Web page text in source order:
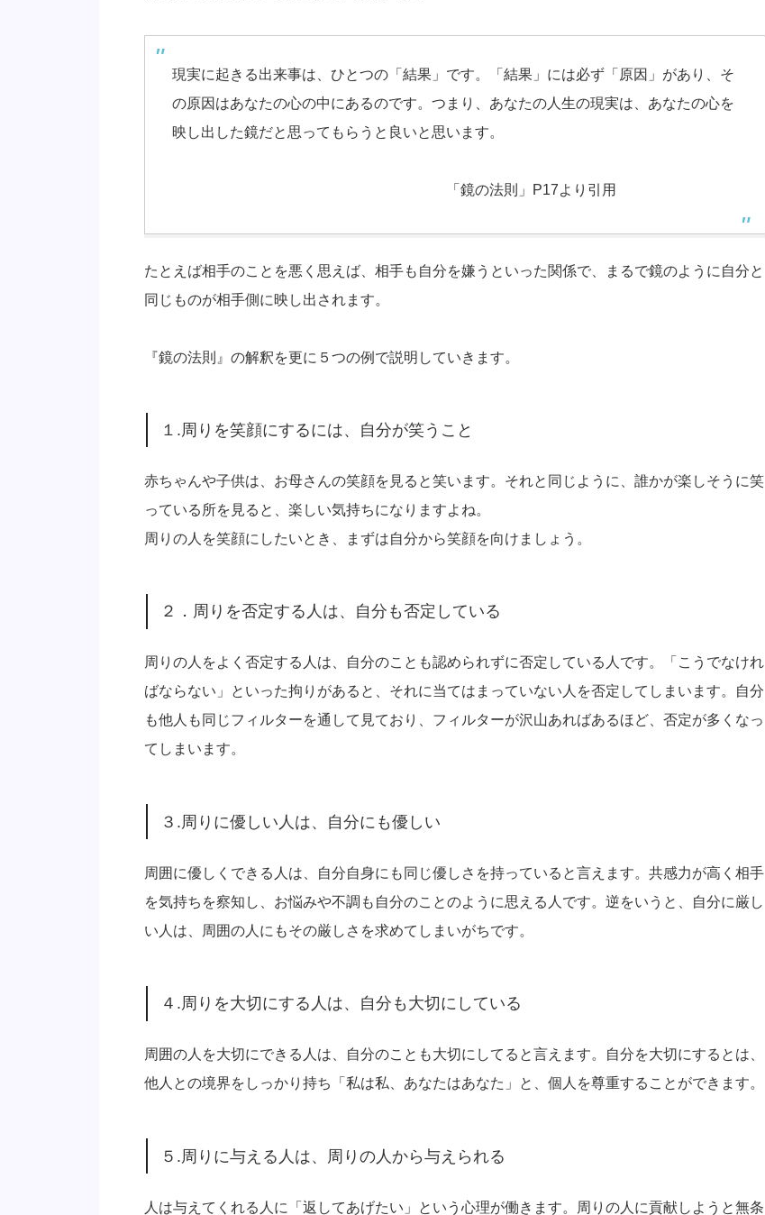
現実に起きる出来事は、ひとつの「結果」です。「結果」には必ず「原因」があり、そ
の原因はあなたの心の中にあるのです。つまり、あなたの人生の現実は、あなたの心を
映し出した鏡だと思ってもらうと良いと思います。
「鏡の法則」P17より引用
たとえば相手のことを悪く思えば、相手も自分を嫌うといった関係で、まるで鏡のように自分と
同じものが相手側に映し出されます。
『鏡の法則』の解釈を更に５つの例で説明していきます。
１.周りを笑顔にするには、自分が笑うこと
赤ちゃんや子供は、お母さんの笑顔を見ると笑います。それと同じように、誰かが楽しそうに笑
っている所を見ると、楽しい気持ちになりますよね。
周りの人を笑顔にしたいとき、まずは自分から笑顔を向けましょう。
２．周りを否定する人は、自分も否定している
周りの人をよく否定する人は、自分のことも認められずに否定している人です。「こうでなけれ
ばならない」といった拘りがあると、それに当てはまっていない人を否定してしまいます。自分
も他人も同じフィルターを通して見ており、フィルターが沢山あればあるほど、否定が多くなっ
てしまいます。
３.周りに優しい人は、自分にも優しい
周囲に優しくできる人は、自分自身にも同じ優しさを持っていると言えます。共感力が高く相手
を気持ちを察知し、お悩みや不調も自分のことのように思える人です。逆をいうと、自分に厳し
い人は、周囲の人にもその厳しさを求めてしまいがちです。
４.周りを大切にする人は、自分も大切にしている
周囲の人を大切にできる人は、自分のことも大切にしてると言えます。自分を大切にするとは、
他人との境界をしっかり持ち「私は私、あなたはあなた」と、個人を尊重することができます。
５.周りに与える人は、周りの人から与えられる
人は与えてくれる人に「返してあげたい」という心理が働きます。周りの人に貢献しようと無条